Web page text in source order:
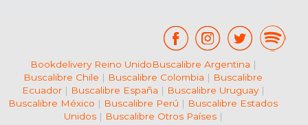
Bookdelivery Reino UnidoBuscalibre Argentina |
Buscalibre Chile | Buscalibre Colombia | Buscalibre
Ecuador| Buscalibre España | Buscalibre Uruguay|
Buscalibre México | Buscalibre Perú | Buscalibre Estados
Unidos| Buscalibre Otros Países|